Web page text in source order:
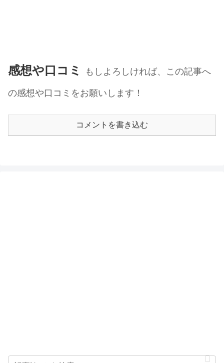
感想や口コミ
もしよろしければ、この記事へ
の感想や口コミをお願いします！
コメントを書き込む